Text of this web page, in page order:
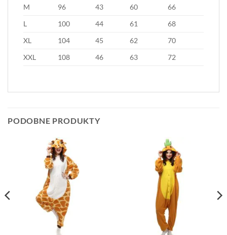
M
96 43 60
66
L
100 44 61
68
XL
104 45 62
70
XXL
108 46 63 72
PODOBNE PRODUKTY